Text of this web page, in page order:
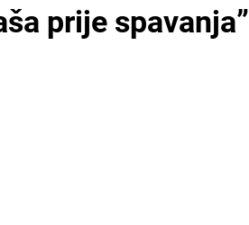
prije spavanja”